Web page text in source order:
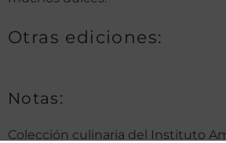
Otras ediciones:
Notas:
Colección culinaria del Instituto